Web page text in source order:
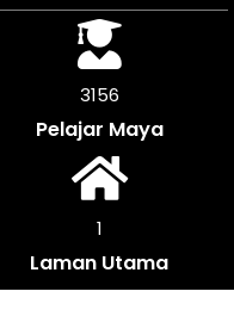
3504
Pelajar Maya
1
Laman Utama